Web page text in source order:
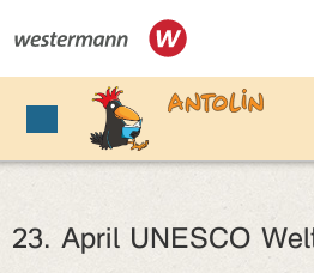
23. April UNESCO